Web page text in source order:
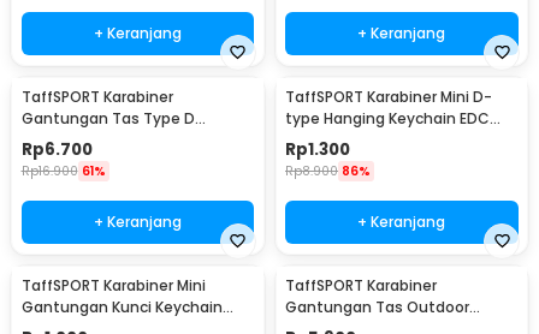
+ Keranjang + Keranjang
TaffSPORT Karabiner
Gantungan Tas Type D
Quickdraw Outdoor Aluminium
- AT12
Rp6.700
Rp16.900 61%
+ Keranjang
TaffSPORT Karabiner Mini D-
type Hanging Keychain EDC
Outdoor Metal - AT36
Rp1.300
Rp8.900 86%
+ Keranjang
TaffSPORT Karabiner Mini
Gantungan Kunci Keychain
Hanging Buckle - AT10
TaffSPORT Karabiner
Gantungan Tas Outdoor
Quickdraw Aluminium Alloy -